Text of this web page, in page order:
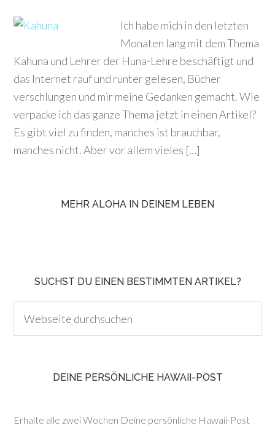
Ich habe mich in den letzten
Monaten lang mit dem Thema
Kahuna und Lehrer der Huna-Lehre beschäftigt und
das Internet rauf und runter gelesen, Bücher
verschlungen und mir meine Gedanken gemacht. Wie
verpacke ich das ganze Thema jetzt in einen Artikel?
Es gibt viel zu finden, manches ist brauchbar,
manches nicht. Aber vor allem vieles […]
MEHR ALOHA IN DEINEM LEBEN
SUCHST DU EINEN BESTIMMTEN ARTIKEL?
DEINE PERSÖNLICHE HAWAII-POST
Erhalte alle zwei Wochen Deine persönliche Hawaii-Post